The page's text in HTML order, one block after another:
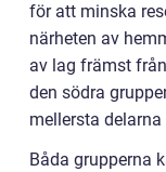
för att minska
närheten av
av lag främst
den södra
mellersta delarna
Båda grupperna